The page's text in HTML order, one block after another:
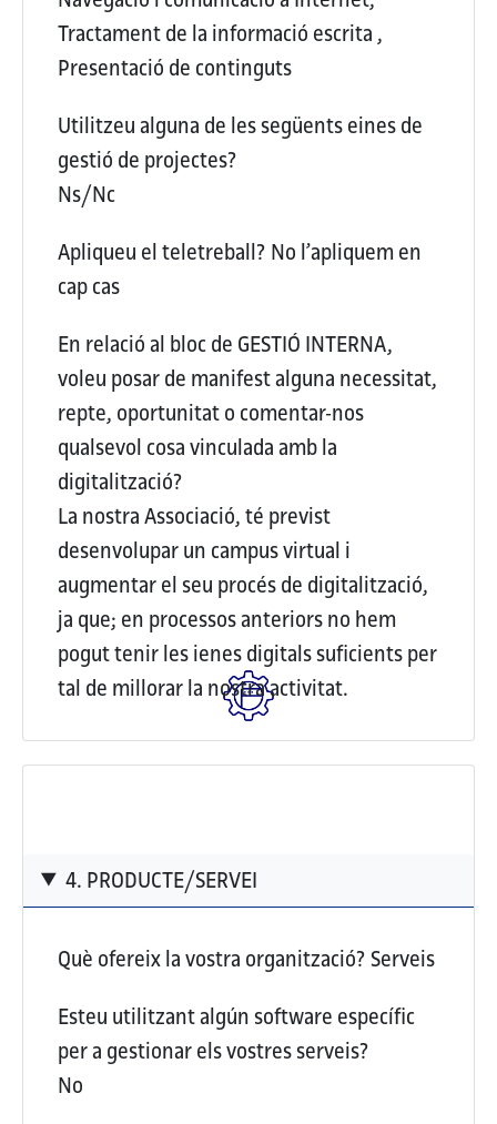
Tractament de la informació escrita ,
Presentació de continguts
Utilitzeu alguna de les següents eines de
gestió de projectes?
Ns/Nc
Apliqueu el teletreball? No l’apliquem en
cap cas
En relació al bloc de GESTIÓ INTERNA,
voleu posar de manifest alguna necessitat,
repte, oportunitat o comentar-nos
qualsevol cosa vinculada amb la
digitalització?
La nostra Associació, té previst
desenvolupar un campus virtual i
augmentar el seu procés de digitalització,
ja que; en processos anteriors no hem
pogut tenir les ienes digitals suficients per
tal de millorar la nostra activitat.
4. PRODUCTE/SERVEI
Què ofereix la vostra organització? Serveis
Esteu utilitzant algún software específic
per a gestionar els vostres serveis?
No